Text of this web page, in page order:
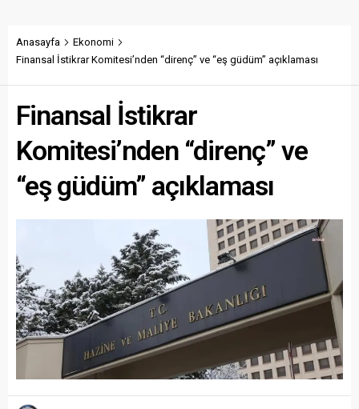
Anasayfa
Ekonomi
Finansal İstikrar Komitesi’nden “direnç” ve “eş güdüm” açıklaması
Finansal İstikrar
Komitesi’nden “direnç” ve
“eş güdüm” açıklaması